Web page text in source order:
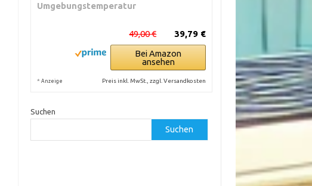
Umgebungstemperatur
39,79 €
49,00 €
Bei Amazon
ansehen
* Anzeige Preis inkl. MwSt., zzgl. Versandkosten
Suchen
Suchen